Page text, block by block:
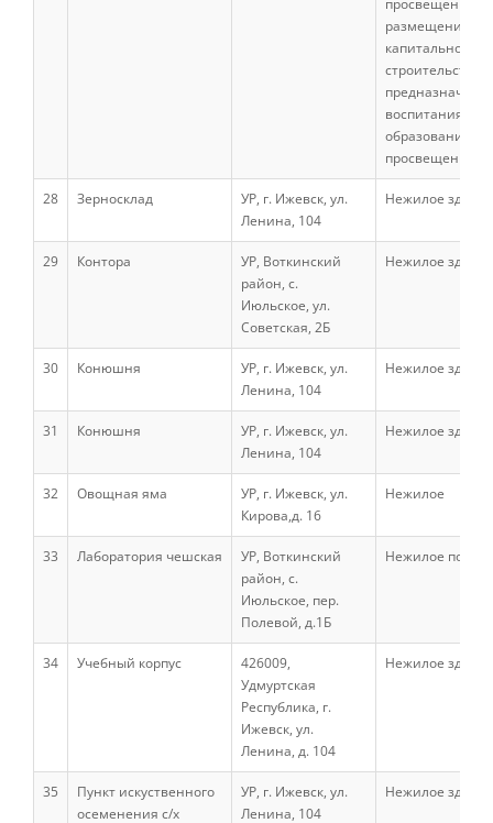
Профсоюз
Единое окно по поддержке молодых
Психолого-медико-педагогическая
комиссия
Факультеты
Агрономический факультет
Учебно-материальная база
просвещение
размещение
капитального
строительства,
воспитания,
образования и
просвещения.
28 Зерносклад
УР, г. Ижевск, ул.
Ленина, 104
Нежилое
29 Контора
УР, Воткинский
район, с.
Июльское, ул.
Советская, 2Б
Нежилое
30 Конюшня
УР, г. Ижевск, ул.
Ленина, 104
Нежилое
31 Конюшня
УР, г. Ижевск, ул.
Ленина, 104
Нежилое
32 Овощная яма
УР, г. Ижевск, ул.
Кирова,д. 16
Нежилое
33 Лаборатория чешская
УР, Воткинский
район, с.
Июльское, пер.
Полевой, д.1Б
Нежилое
34 Учебный корпус
426009,
Удмуртская
Республика, г.
Ижевск, ул.
Ленина, д. 104
Нежилое
35
Пункт искуственного
осеменения с/х
УР, г. Ижевск, ул.
Ленина, 104
Нежилое